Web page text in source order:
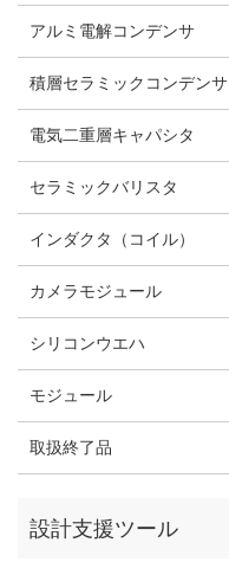
アルミ電解コンデンサ
積層セラミックコンデンサ
電気二重層キャパシタ
セラミックバリスタ
インダクタ（コイル）
カメラモジュール
シリコンウエハ
モジュール
取扱終了品
設計支援ツール